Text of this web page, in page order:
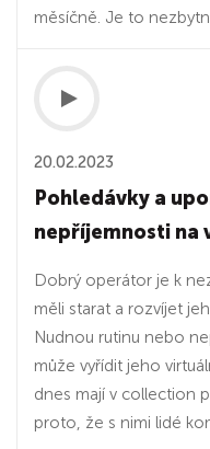
měsíčně. Je to
20.02.2023
Pohledávky a
nepříjemnosti na
Dobrý operátor je k
měli starat a rozvíjet
Nudnou rutinu nebo
může vyřídit jeho
dnes mají v collection
proto, že s nimi lidé